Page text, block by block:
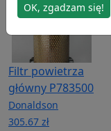
Filtr powietrza
główny P783500
Donaldson
305.67 zł
OK, zgadzam się!